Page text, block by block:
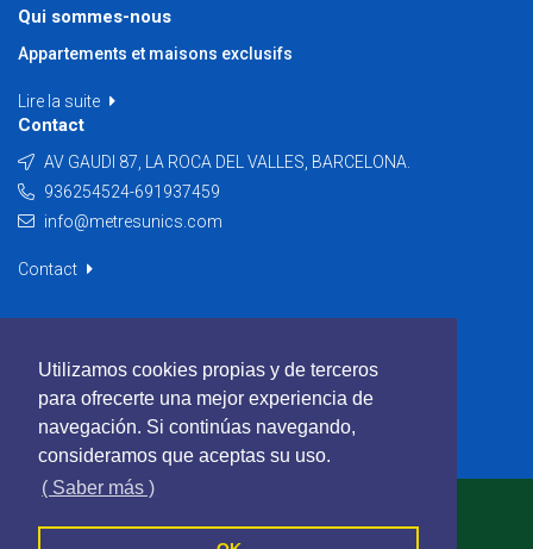
Utilizamos cookies propias y de terceros
para ofrecerte una mejor experiencia de
navegación. Si continúas navegando,
consideramos que aceptas su uso.
( Saber más )
Qui sommes-nous
Appartements et maisons exclusifs
Lire la suite
Contact
AV GAUDI 87, LA ROCA DEL VALLES, BARCELONA.
936254524-691937459
info@metresunics.com
Contact